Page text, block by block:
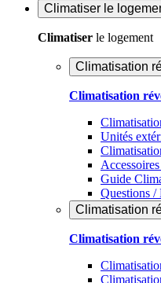
Climatiser le
Climatiser le logement
Climatisation
Climatisation
Unités
Guide
Questions /
Climatisation
Climatisation